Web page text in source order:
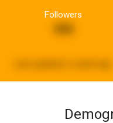
Followers